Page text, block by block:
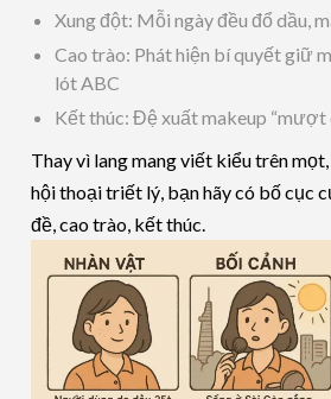
Xung đột: Mỗi ngày đều đổ dầu,
Cao trào: Phát hiện bí quyết giữ
lót ABC
Kết thúc: Đệ xuất makeup “mượt
Thay vì lang mang viết kiểu trên
hội thoại triết lý, bạn hãy có bố cục
đề, cao trào, kết thúc.